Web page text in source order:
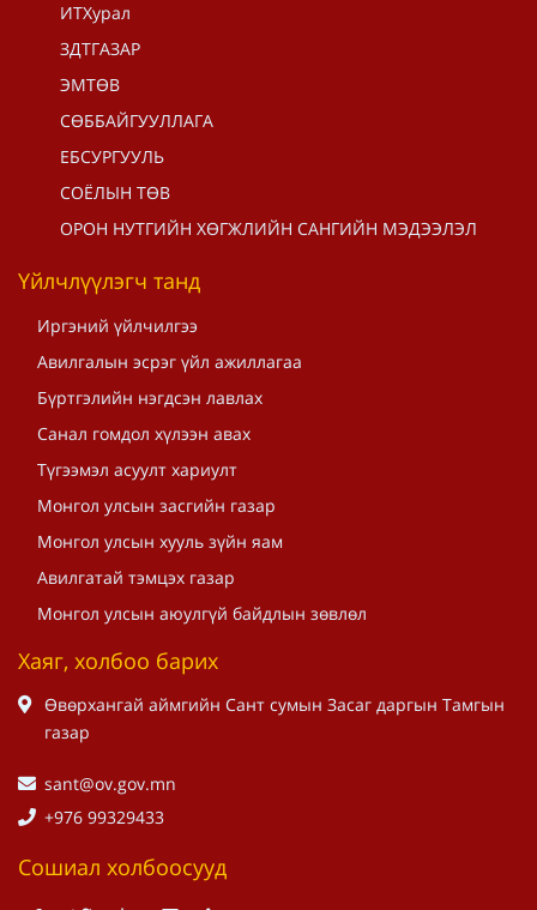
ИТХурал
ЗДТГАЗАР
ЭМТӨВ
СӨББАЙГУУЛЛАГА
ЕБСУРГУУЛЬ
СОЁЛЫН ТӨВ
ОРОН НУТГИЙН ХӨГЖЛИЙН САНГИЙН МЭДЭЭЛЭЛ
Үйлчлүүлэгч танд
Иргэний үйлчилгээ
Авилгалын эсрэг үйл ажиллагаа
Бүртгэлийн нэгдсэн лавлах
Санал гомдол хүлээн авах
Түгээмэл асуулт хариулт
Монгол улсын засгийн газар
Монгол улсын хууль зүйн яам
Авилгатай тэмцэх газар
Монгол улсын аюулгүй байдлын зөвлөл
Хаяг, холбоо барих
Өвөрхангай аймгийн Сант сумын Засаг даргын Тамгын
газар
sant@ov.gov.mn
+976 99329433
Сошиал холбоосууд